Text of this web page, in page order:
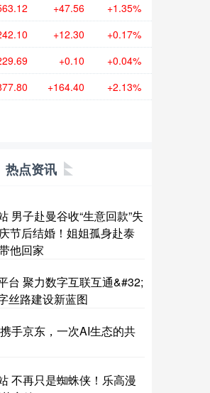
+47.56 +1.35%
+12.30 +0.17%
+0.10 +0.04%
+164.40 +2.13%
热点资讯
男子赴曼谷收“生意回款”失
节后结婚！姐姐孤身赴泰
他回家
台 聚力数字互联互通&#32;
丝路建设新蓝图
手京东，一次AI生态的共
不再只是蜘蛛侠！乐高漫